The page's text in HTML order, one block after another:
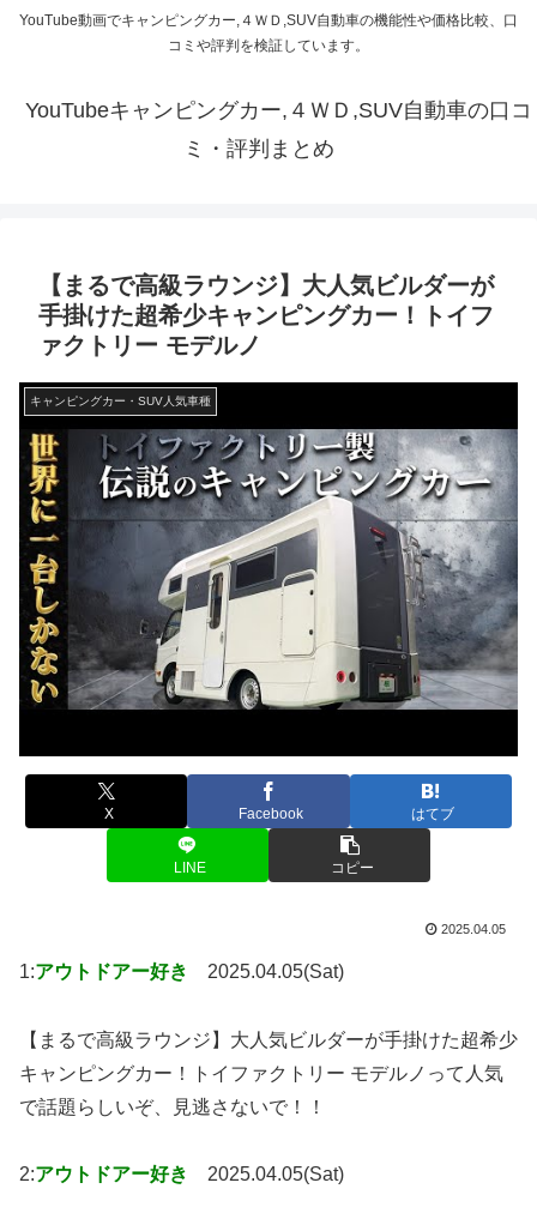
YouTube動画でキャンピングカー,４ＷＤ,SUV自動車の機能性や価格比較、口
コミや評判を検証しています。
YouTubeキャンピングカー,４ＷＤ,SUV自動車の口コ
ミ・評判まとめ
【まるで高級ラウンジ】大人気ビルダーが
手掛けた超希少キャンピングカー！トイフ
ァクトリー モデルノ
キャンピングカー・SUV人気車種
X Facebook はてブ
LINE コピー
2025.04.05
1:アウトドアー好き 2025.04.05(Sat)
【まるで高級ラウンジ】大人気ビルダーが手掛けた超希少
キャンピングカー！トイファクトリー モデルノって人気
で話題らしいぞ、見逃さないで！！
2:アウトドアー好き 2025.04.05(Sat)